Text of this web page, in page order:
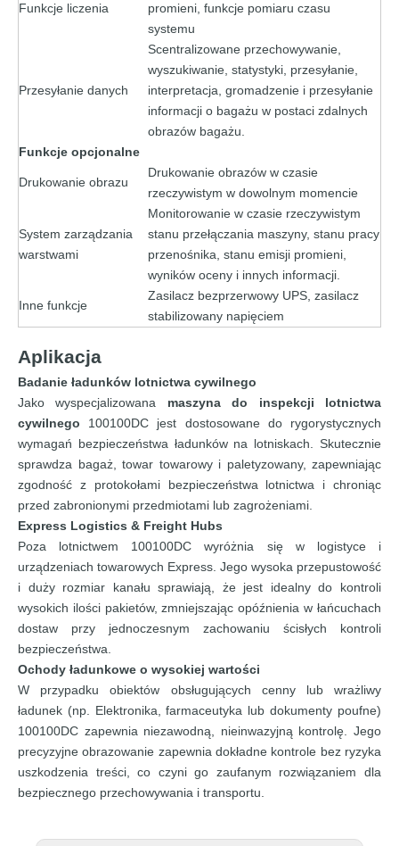
Funkcje liczenia
promieni, funkcje pomiaru czasu
systemu
Przesyłanie danych
Scentralizowane przechowywanie,
wyszukiwanie, statystyki, przesyłanie,
interpretacja, gromadzenie i przesyłanie
informacji o bagażu w postaci zdalnych
obrazów bagażu.
Funkcje opcjonalne
Drukowanie obrazu
Drukowanie obrazów w czasie
rzeczywistym w dowolnym momencie
System zarządzania
warstwami
Monitorowanie w czasie rzeczywistym
stanu przełączania maszyny, stanu pracy
przenośnika, stanu emisji promieni,
wyników oceny i innych informacji.
Inne funkcje
Zasilacz bezprzerwowy UPS, zasilacz
stabilizowany napięciem
Aplikacja
Badanie ładunków lotnictwa cywilnego
Jako wyspecjalizowana maszyna do inspekcji lotnictwa
cywilnego 100100DC jest dostosowane do rygorystycznych
wymagań bezpieczeństwa ładunków na lotniskach. Skutecznie
sprawdza bagaż, towar towarowy i paletyzowany, zapewniając
zgodność z protokołami bezpieczeństwa lotnictwa i chroniąc
przed zabronionymi przedmiotami lub zagrożeniami.
Express Logistics & Freight Hubs
Poza lotnictwem 100100DC wyróżnia się w logistyce i
urządzeniach towarowych Express. Jego wysoka przepustowość
i duży rozmiar kanału sprawiają, że jest idealny do kontroli
wysokich ilości pakietów, zmniejszając opóźnienia w łańcuchach
dostaw przy jednoczesnym zachowaniu ścisłych kontroli
bezpieczeństwa.
Ochody ładunkowe o wysokiej wartości
W przypadku obiektów obsługujących cenny lub wrażliwy
ładunek (np. Elektronika, farmaceutyka lub dokumenty poufne)
100100DC zapewnia niezawodną, ​​nieinwazyjną kontrolę. Jego
precyzyjne obrazowanie zapewnia dokładne kontrole bez ryzyka
uszkodzenia treści, co czyni go zaufanym rozwiązaniem dla
bezpiecznego przechowywania i transportu.